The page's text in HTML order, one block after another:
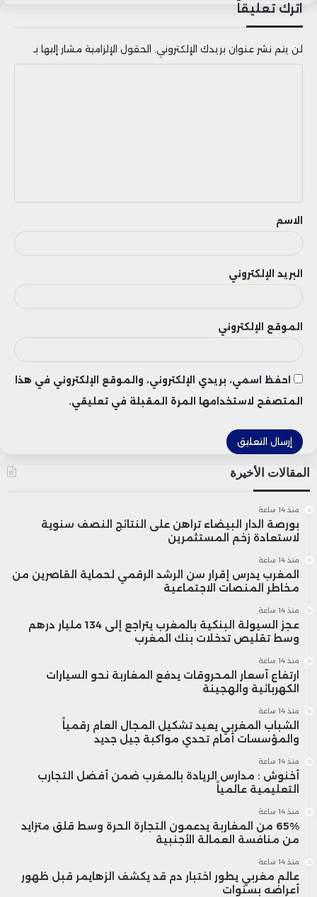
اترك تعليقاً
لن يتم نشر عنوان بريدك الإلكتروني. الحقول الإلزامية مشار إليها بـ
ق
الاسم
البريد الإلكتروني
الموقع الإلكتروني
احفظ اسمي، بريدي الإلكتروني، والموقع الإلكتروني في هذا
المتصفح لاستخدامها المرة المقبلة في تعليقي.
المقالات الأخيرة
منذ 14 ساعة
بورصة الدار البيضاء تراهن على النتائج النصف سنوية
لاستعادة زخم المستثمرين
منذ 14 ساعة
المغرب يدرس إقرار سن الرشد الرقمي لحماية القاصرين من
مخاطر المنصات الاجتماعية
منذ 14 ساعة
عجز السيولة البنكية بالمغرب يتراجع إلى 134 مليار درهم
وسط تقليص تدخلات بنك المغرب
منذ 14 ساعة
ارتفاع أسعار المحروقات يدفع المغاربة نحو السيارات
الكهربائية والهجينة
منذ 14 ساعة
الشباب المغربي يعيد تشكيل المجال العام رقمياً
والمؤسسات أمام تحدي مواكبة جيل جديد
منذ 14 ساعة
أخنوش : مدارس الريادة بالمغرب ضمن أفضل التجارب
التعليمية عالمياً
منذ 14 ساعة
65% من المغاربة يدعمون التجارة الحرة وسط قلق متزايد
من منافسة العمالة الأجنبية
منذ 14 ساعة
عالم مغربي يطور اختبار دم قد يكشف الزهايمر قبل ظهور
أعراضه بسنوات